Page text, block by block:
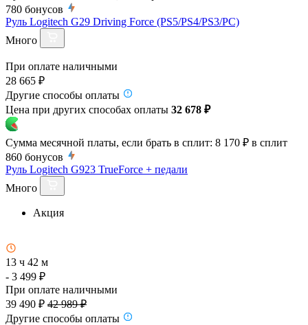
780 бонусов
Руль Logitech G29 Driving Force (PS5/PS4/PS3/PC)
Много
При оплате наличными
28 665 ₽
Другие способы оплаты
Цена при других способах оплаты 32 678 ₽
Сумма месячной платы, если брать в сплит: 8 170 ₽ в сплит
860 бонусов
Руль Logitech G923 TrueForce + педали
Много
Акция
13 ч 42 м
- 3 499 ₽
При оплате наличными
39 490 ₽ 42 989 ₽
Другие способы оплаты